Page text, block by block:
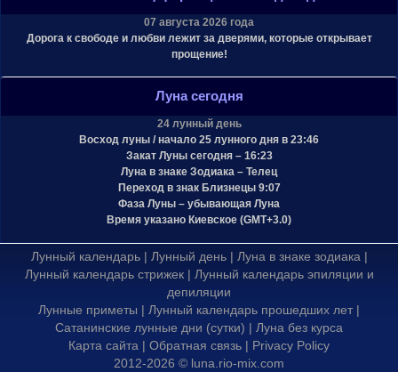
07 августа 2026 года
Дорога к свободе и любви лежит за дверями, которые открывает
прощение!
Луна сегодня
24 лунный день
Восход луны / начало 25 лунного дня в 23:46
Закат Луны сегодня – 16:23
Луна в знаке Зодиака – Телец
Переход в знак Близнецы 9:07
Фаза Луны – убывающая Луна
Время указано Киевское (GMT+3.0)
Лунный календарь| Лунный день| Луна в знаке зодиака|
Лунный календарь стрижек| Лунный календарь эпиляции и
депиляции
Лунные приметы
Лунный календарь прошедших лет
Сатанинские лунные дни (сутки)
Луна без курса
Карта сайта
Обратная связь
Privacy Policy
2012-2026 © luna.rio-mix.com